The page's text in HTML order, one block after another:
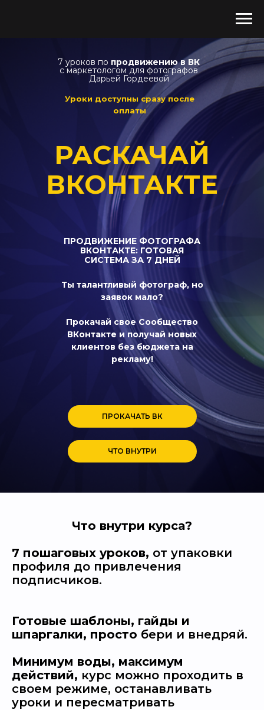
ПРОДВИЖЕНИЕ ФОТОГРАФА
ВКОНТАКТЕ: ГОТОВАЯ
СИСТЕМА ЗА 7 ДНЕЙ
РАСКАЧАЙ
ВКОНТАКТЕ
Ты талантливый фотограф, но
заявок мало?
Прокачай свое Сообщество
ВКонтакте и получай новых
клиентов без бюджета на
рекламу!
Уроки доступны сразу после
оплаты
ПРОКАЧАТЬ ВК
ЧТО ВНУТРИ
7 уроков по продвижению в ВК
с маркетологом для фотографов
Дарьей Гордеевой
Что внутри курса?
7 пошаговых уроков, от упаковки
профиля до привлечения
подписчиков.
Готовые шаблоны, гайды и
шпаргалки, просто бери и внедряй.
Минимум воды, максимум
действий, курс можно проходить в
своем режиме, останавливать
уроки и пересматривать